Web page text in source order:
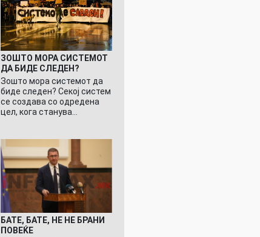
ЗОШТО МОРА СИСТЕМОТ
ДА БИДЕ СЛЕДЕН?
Зошто мора системот да
биде следен? Секој систем
се создава со одредена
цел, кога станува…
БАТЕ, БАТЕ, НЕ НЕ БРАНИ
ПОВЕЌЕ